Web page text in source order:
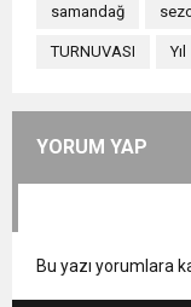
samandağ
TURNUVASI Yıl
YORUM YAP
Bu yazı yorumlara